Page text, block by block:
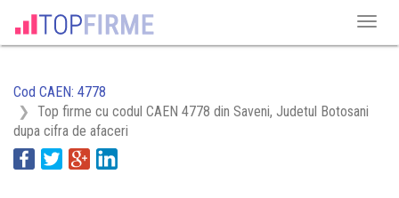
Cod CAEN: 4778
Top firme cu codul CAEN 4778 din Saveni, Judetul Botosani
dupa cifra de afaceri